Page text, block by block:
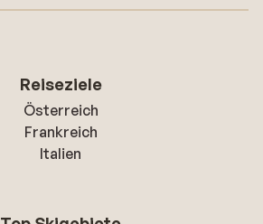
Reiseziele
Österreich
Frankreich
Italien